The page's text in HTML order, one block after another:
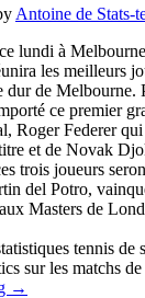
Antoine de Stats-
lundi à
les meilleurs
dur de Melbourne.
ce premier
Roger Federer
et de Novak
trois joueurs
del Potro,
Masters de
tennis de
sur les matchs
→